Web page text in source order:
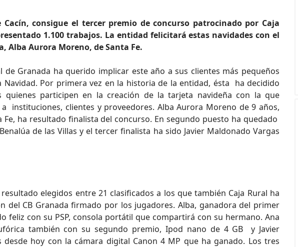
Cacín, consigue el tercer premio de concurso patrocinado por Caja
1.100 trabajos. La entidad felicitará estas navidades con el
Alba Aurora Moreno, de Santa Fe.
de Granada ha querido implicar este año a sus clientes más pequeños
Navidad. Por primera vez en la historia de la entidad, ésta ha decidido
quienes participen en la creación de la tarjeta navideña con la que
instituciones, clientes y proveedores. Alba Aurora Moreno de 9 años,
Fe, ha resultado finalista del concurso. En segundo puesto ha quedado
de las Villas y el tercer finalista ha sido Javier Maldonado Vargas
elegidos entre 21 clasificados a los que también Caja Rural ha
del CB Granada firmado por los jugadores. Alba, ganadora del primer
feliz con su PSP, consola portátil que compartirá con su hermano. Ana
también con su segundo premio, Ipod nano de 4 GB y Javier
desde hoy con la cámara digital Canon 4 MP que ha ganado. Los tres